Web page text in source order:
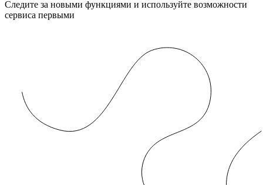
Следите за новыми функциями и используйте возможности
сервиса первыми